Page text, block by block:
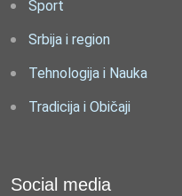
Sport
Srbija i region
Tehnologija i Nauka
Tradicija i Običaji
Social media